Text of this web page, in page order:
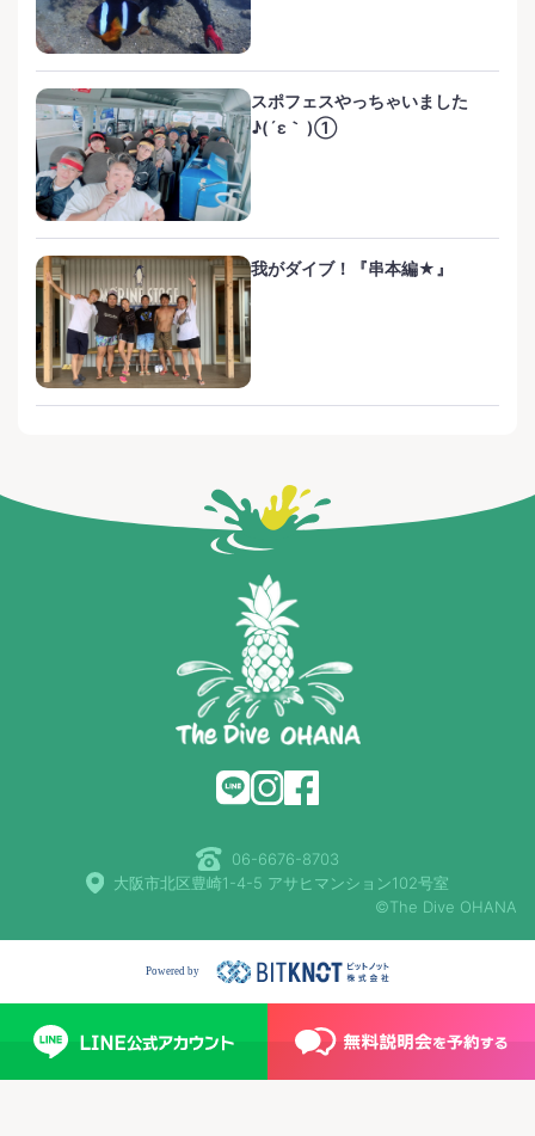
スポフェスやっちゃいました
♪(´ε｀ )①
我がダイブ！『串本編★』
06-6676-8703
大阪市北区豊崎1-4-5 アサヒマンション102号室
©The Dive OHANA